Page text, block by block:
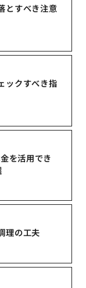
とすべき注意
ックすべき指
を活用でき
理の工夫